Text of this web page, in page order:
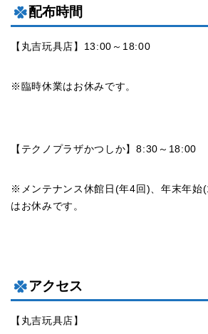
配布時間
【丸吉玩具店】13:00～18:00
※臨時休業はお休みです。
【テクノプラザかつしか】8:30～18:00
※メンテナンス休館日(年4回)、年末年始
はお休みです。
アクセス
【丸吉玩具店】